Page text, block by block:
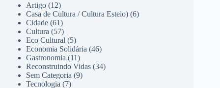
Artigo (12)
Casa de Cultura / Cultura Esteio) (6)
Cidade (61)
Cultura (57)
Eco Cultural (5)
Economia Solidária (46)
Gastronomia (11)
Reconstruindo Vidas (34)
Sem Categoria (9)
Tecnologia (7)